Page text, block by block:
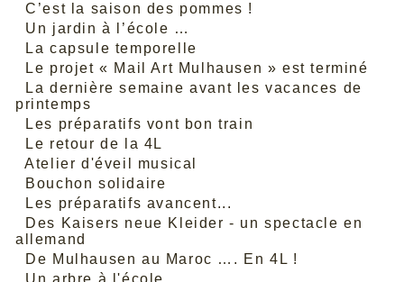
C’est la saison des pommes !
Un jardin à l’école …
La capsule temporelle
Le projet « Mail Art Mulhausen » est terminé
La dernière semaine avant les vacances de
printemps
Les préparatifs vont bon train
Le retour de la 4L
Atelier d'éveil musical
Bouchon solidaire
Les préparatifs avancent...
Des Kaisers neue Kleider - un spectacle en
allemand
De Mulhausen au Maroc …. En 4L !
Un arbre à l'école